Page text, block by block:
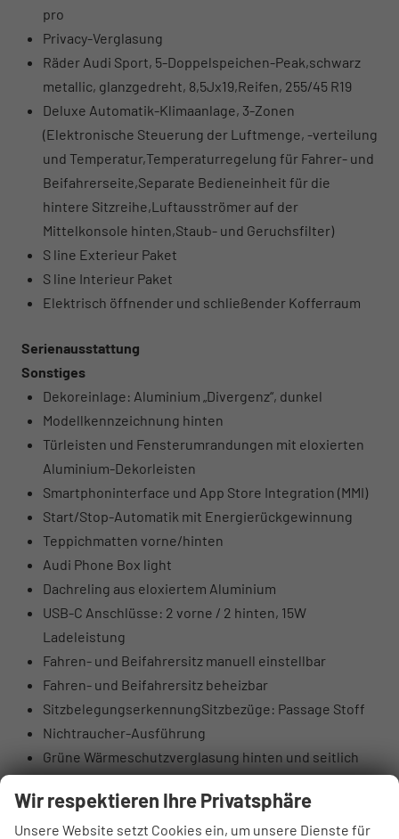
pro
Privacy-Verglasung
Räder Audi Sport, 5-Doppelspeichen-Peak,schwarz
metallic, glanzgedreht, 8,5Jx19,Reifen, 255/45 R19
Deluxe Automatik-Klimaanlage, 3-Zonen
(Elektronische Steuerung der Luftmenge, -verteilung
und Temperatur,Temperaturregelung für Fahrer- und
Beifahrerseite,Separate Bedieneinheit für die
hintere Sitzreihe,Luftausströmer auf der
Mittelkonsole hinten,Staub- und Geruchsfilter)
S line Exterieur Paket
S line Interieur Paket
Elektrisch öffnender und schließender Kofferraum
Serienausstattung
Sonstiges
Dekoreinlage: Aluminium „Divergenz“, dunkel
Modellkennzeichnung hinten
Türleisten und Fensterumrandungen mit eloxierten
Aluminium-Dekorleisten
Smartphoninterface und App Store Integration (MMI)
Start/Stop-Automatik mit Energierückgewinnung
Teppichmatten vorne/hinten
Audi Phone Box light
Dachreling aus eloxiertem Aluminium
USB-C Anschlüsse: 2 vorne / 2 hinten, 15W
Ladeleistung
Fahren- und Beifahrersitz manuell einstellbar
Fahren- und Beifahrersitz beheizbar
SitzbelegungserkennungSitzbezüge: Passage Stoff
Nichtraucher-Ausführung
Grüne Wärmeschutzverglasung hinten und seitlich
Fahrer- und Beifahrer-Airbag (Beifahrer
deaktivierbar)
LED-Scheinwerfer mit Fern- und Abblendlicht,
Wir respektieren Ihre Privatsphäre
Unsere Website setzt Cookies ein, um unsere Dienste für